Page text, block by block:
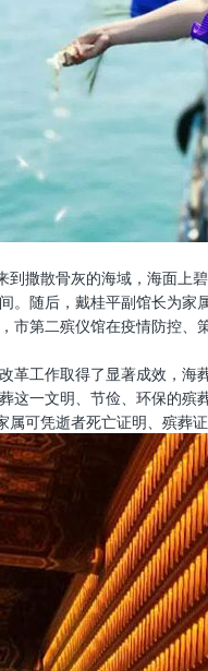
撒散骨灰的海域，海面
随后，戴桂平副馆长为家
第二殡仪馆在疫情防控
工作取得了显著成效，海
一文明、节俭、环保的
可凭逝者死亡证明、殡葬